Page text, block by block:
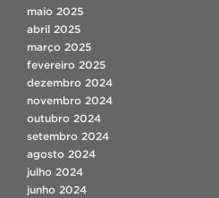
maio 2025
abril 2025
março 2025
fevereiro 2025
dezembro 2024
novembro 2024
outubro 2024
setembro 2024
agosto 2024
julho 2024
junho 2024